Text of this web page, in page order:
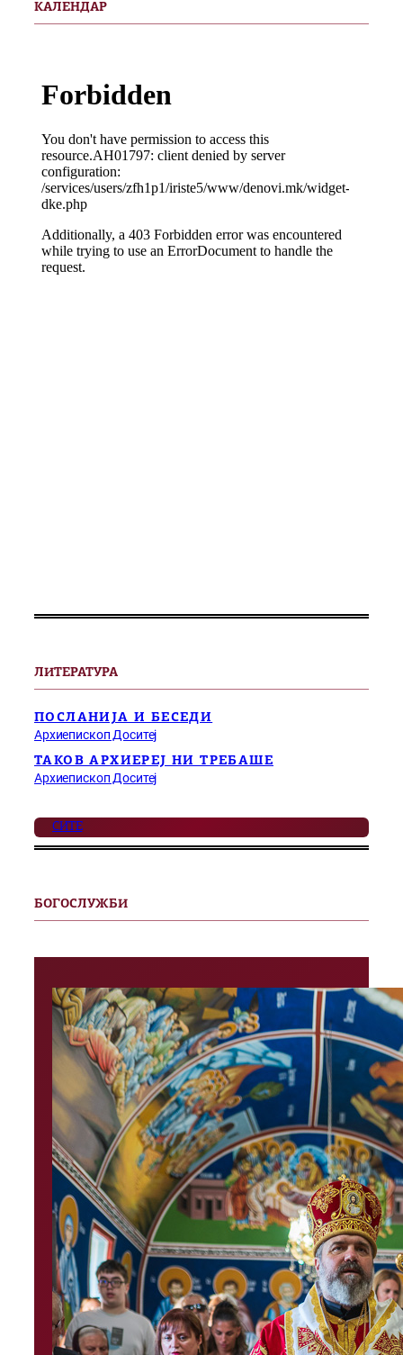
КАЛЕНДАР
ЛИТЕРАТУРА
ПОСЛАНИЈА И БЕСЕДИ
Архиепископ Доситеј
ТАКОВ АРХИЕРЕЈ НИ ТРЕБАШЕ
Архиепископ Доситеј
СИТЕ
БОГОСЛУЖБИ